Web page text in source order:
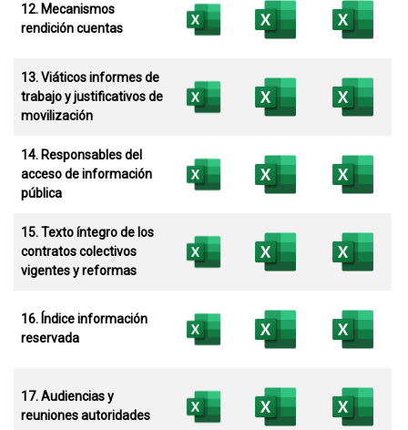
12. Mecanismos
rendición cuentas
13. Viáticos informes de
trabajo y justificativos de
movilización
14. Responsables del
acceso de información
pública
15. Texto íntegro de los
contratos colectivos
vigentes y reformas
16. Índice información
reservada
17. Audiencias y
reuniones autoridades